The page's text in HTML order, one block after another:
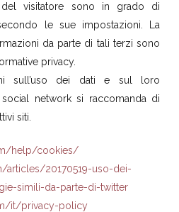
visitatore sono in grado di
le sue impostazioni. La
da parte di tali terzi sono
privacy.
sull’uso dei dati e sul loro
network si raccomanda di
siti.
help/cookies/
articles/20170519-uso-dei-
simili-da-parte-di-twitter
it/privacy-policy